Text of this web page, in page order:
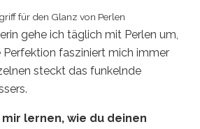
für den Glanz von Perlen
gehe ich täglich mit Perlen um,
Perfektion fasziniert mich immer
steckt das funkelnde
lernen, wie du deinen